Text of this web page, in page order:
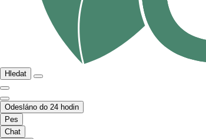
Hledat
Odesláno do 24 hodin
Pes
Chat